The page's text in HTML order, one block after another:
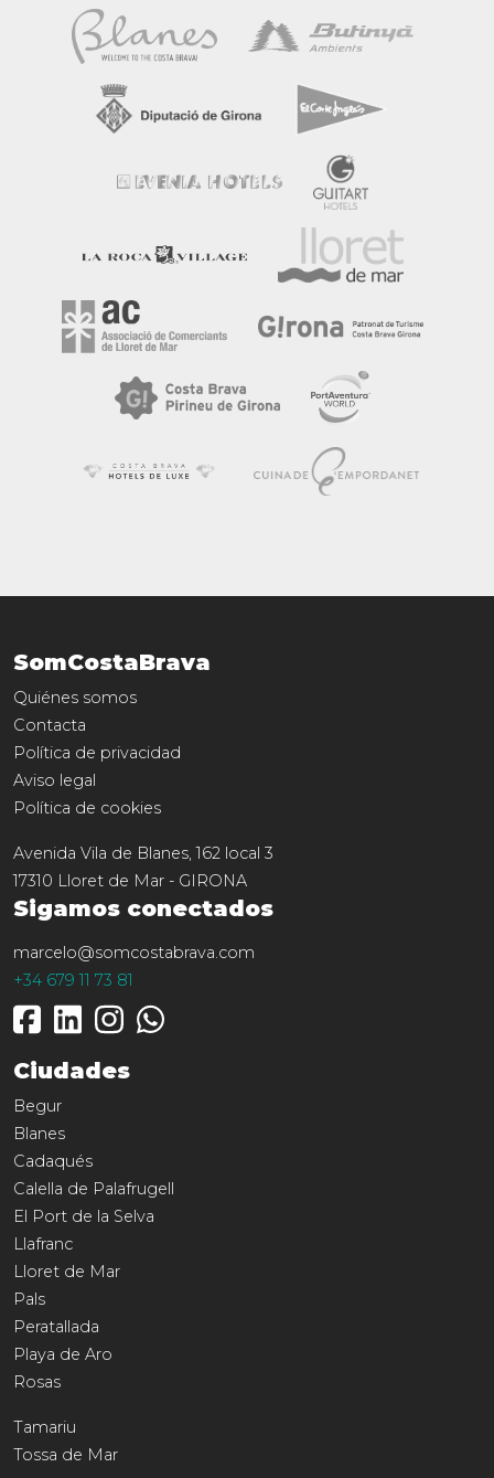
SomCostaBrava
Quiénes somos
Contacta
Política de privacidad
Aviso legal
Política de cookies
Avenida Vila de Blanes, 162 local 3
17310 Lloret de Mar - GIRONA
Sigamos conectados
marcelo@somcostabrava.com
+34 679 11 73 81
Ciudades
Begur
Blanes
Cadaqués
Calella de Palafrugell
El Port de la Selva
Llafranc
Lloret de Mar
Pals
Peratallada
Playa de Aro
Rosas
Tamariu
Tossa de Mar